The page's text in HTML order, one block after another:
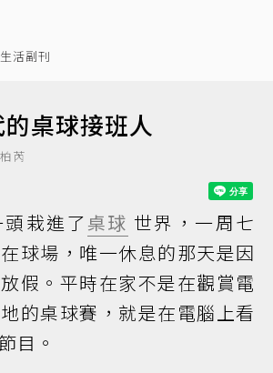
生活副刊
桌球接班人
芮
栽進了桌球 世界，一周七
球場，唯一休息的那天是因
假。平時在家不是在觀賞電
的桌球賽，就是在電腦上看
目。